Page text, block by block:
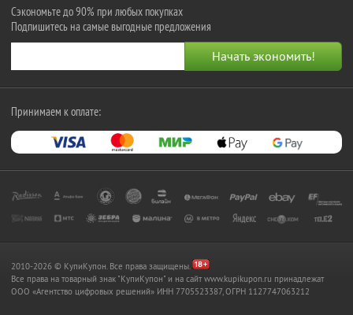
Сэкономьте до 90% при любых покупках
Подпишитесь на самые выгодные предложения
Принимаем к оплате:
2010-2026 © КупиКупон. Все права защищены.
Все права на товарный знак "КупиКупон" и на сайт www.kupikupon.ru принадлежат
OOO «Агентство цифровых решений» ИНН 7705523387, ОГРН 1127747063212